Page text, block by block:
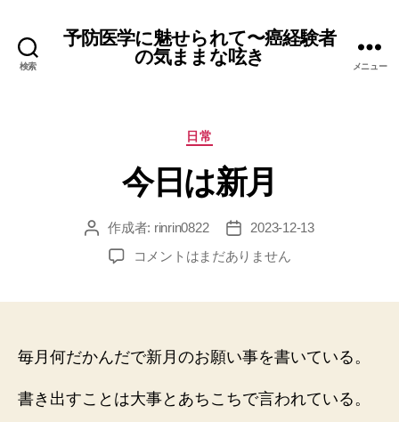
検索
予防医学に魅せられて〜癌経験者
の気ままな呟き
メニュー
カ
ゴ
リ
日常
今日は新月
投 作成者: rinrin0822
投
稿
日
2023-12-13
今
へ
コメントはまだありません
毎月何だかんだで新月のお願い事を書いている。
書き出すことは大事とあちこちで言われている。